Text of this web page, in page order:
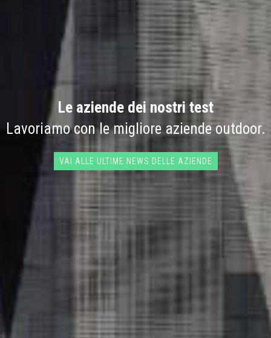
Le aziende dei nostri test
Lavoriamo con le migliore aziende outdoor.
VAI ALLE ULTIME NEWS DELLE AZIENDE